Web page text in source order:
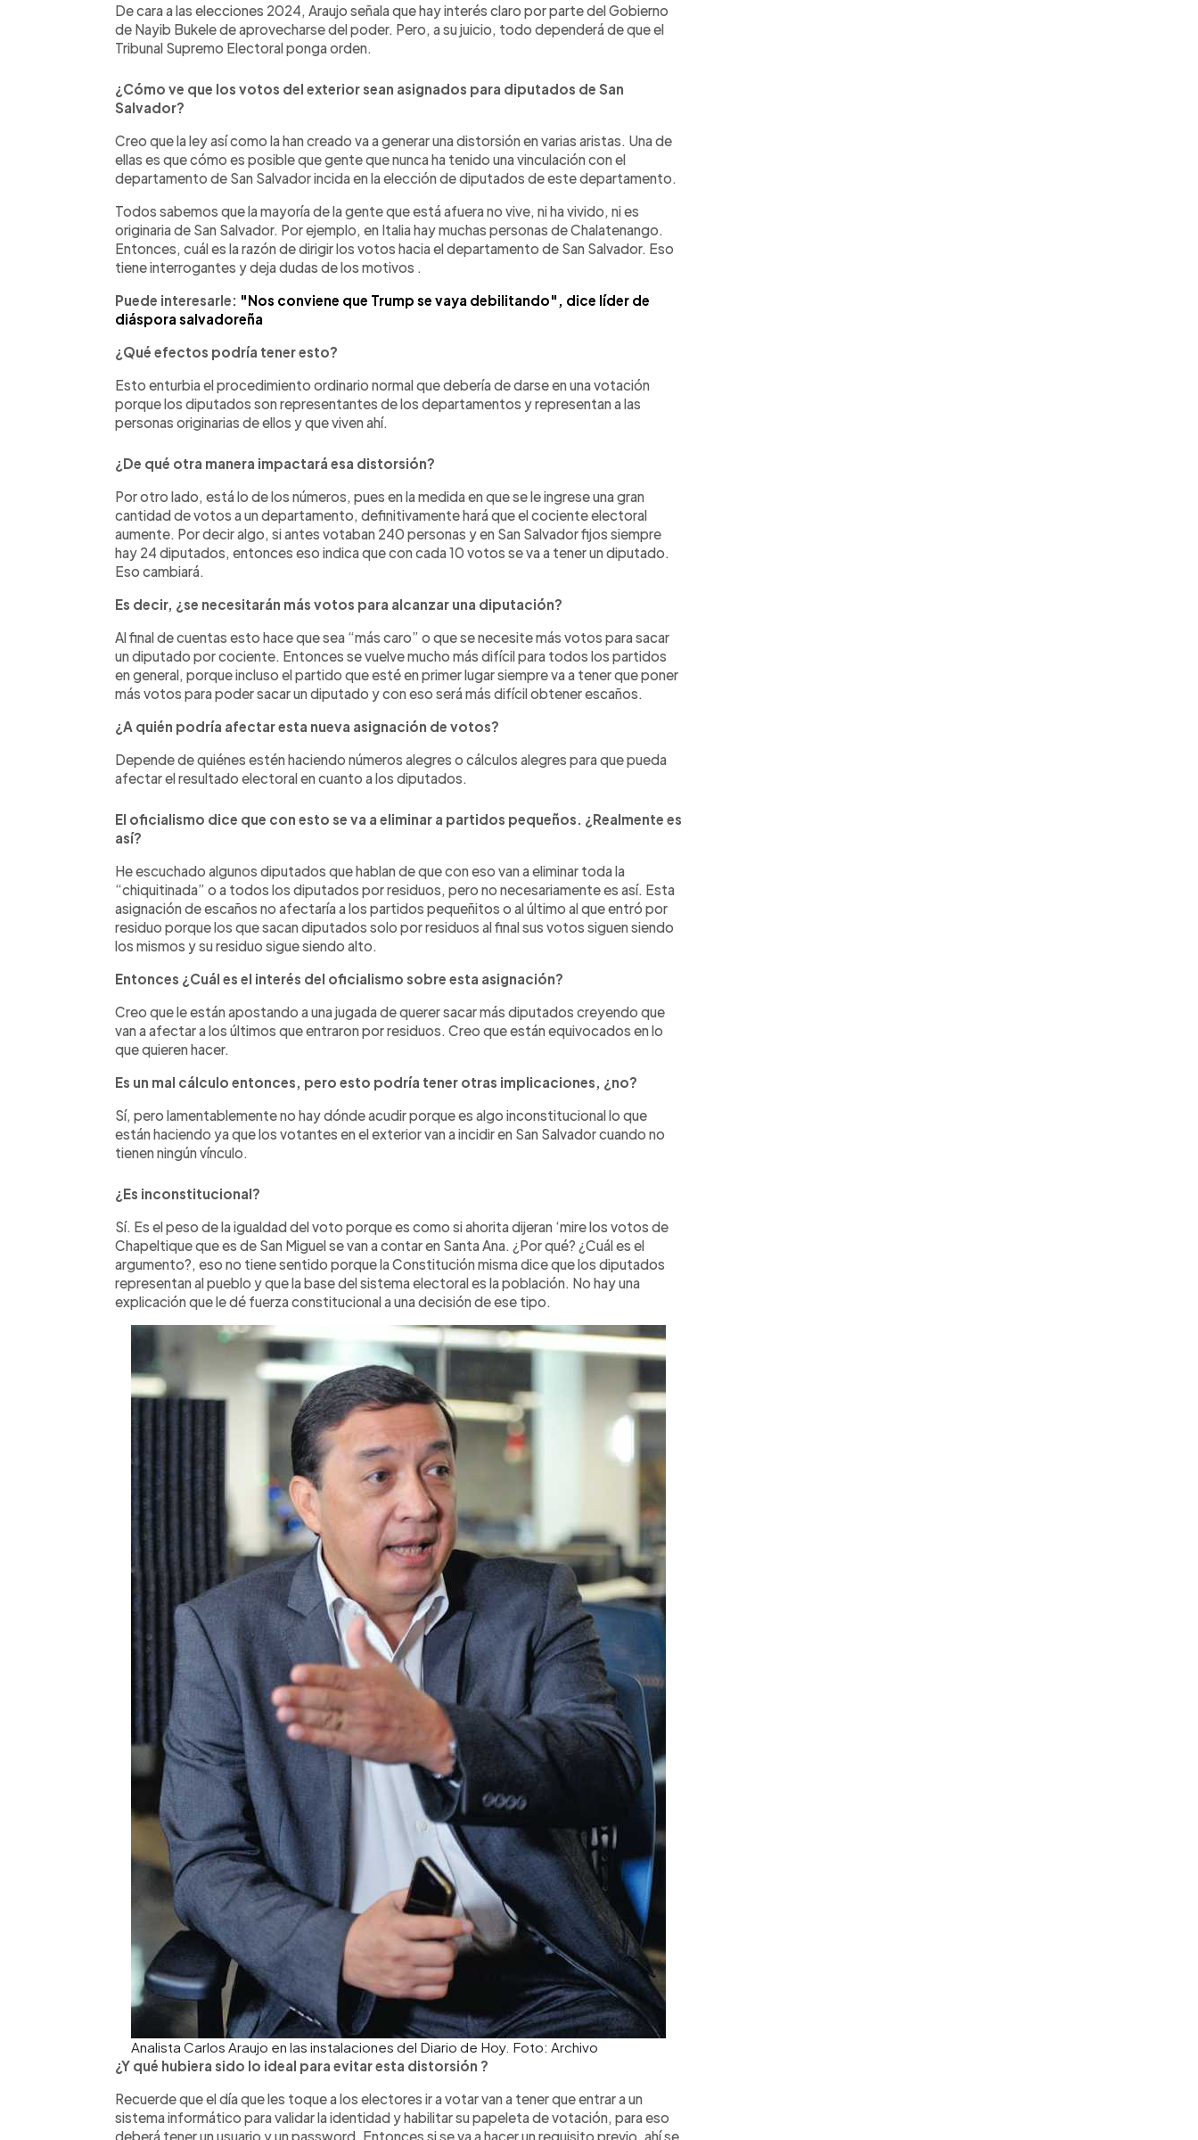
De cara a las elecciones 2024, Araujo señala que hay interés claro por parte del Gobierno
de Nayib Bukele de aprovecharse del poder. Pero, a su juicio, todo dependerá de que el
Tribunal Supremo Electoral ponga orden.
¿Cómo ve que los votos del exterior sean asignados para diputados de San
Salvador?
Creo que la ley así como la han creado va a generar una distorsión en varias aristas. Una de
ellas es que cómo es posible que gente que nunca ha tenido una vinculación con el
departamento de San Salvador incida en la elección de diputados de este departamento.
Todos sabemos que la mayoría de la gente que está afuera no vive, ni ha vivido, ni es
originaria de San Salvador. Por ejemplo, en Italia hay muchas personas de Chalatenango.
Entonces, cuál es la razón de dirigir los votos hacia el departamento de San Salvador. Eso
tiene interrogantes y deja dudas de los motivos .
Puede interesarle: "Nos conviene que Trump se vaya debilitando", dice líder de
diáspora salvadoreña
¿Qué efectos podría tener esto?
Esto enturbia el procedimiento ordinario normal que debería de darse en una votación
porque los diputados son representantes de los departamentos y representan a las
personas originarias de ellos y que viven ahí.
¿De qué otra manera impactará esa distorsión?
Por otro lado, está lo de los números, pues en la medida en que se le ingrese una gran
cantidad de votos a un departamento, definitivamente hará que el cociente electoral
aumente. Por decir algo, si antes votaban 240 personas y en San Salvador fijos siempre
hay 24 diputados, entonces eso indica que con cada 10 votos se va a tener un diputado.
Eso cambiará.
Es decir, ¿se necesitarán más votos para alcanzar una diputación?
Al final de cuentas esto hace que sea “más caro” o que se necesite más votos para sacar
un diputado por cociente. Entonces se vuelve mucho más difícil para todos los partidos
en general, porque incluso el partido que esté en primer lugar siempre va a tener que poner
más votos para poder sacar un diputado y con eso será más difícil obtener escaños.
¿A quién podría afectar esta nueva asignación de votos?
Depende de quiénes estén haciendo números alegres o cálculos alegres para que pueda
afectar el resultado electoral en cuanto a los diputados.
El oficialismo dice que con esto se va a eliminar a partidos pequeños. ¿Realmente es
así?
He escuchado algunos diputados que hablan de que con eso van a eliminar toda la
“chiquitinada” o a todos los diputados por residuos, pero no necesariamente es así. Esta
asignación de escaños no afectaría a los partidos pequeñitos o al último al que entró por
residuo porque los que sacan diputados solo por residuos al final sus votos siguen siendo
los mismos y su residuo sigue siendo alto.
Entonces ¿Cuál es el interés del oficialismo sobre esta asignación?
Creo que le están apostando a una jugada de querer sacar más diputados creyendo que
van a afectar a los últimos que entraron por residuos. Creo que están equivocados en lo
que quieren hacer.
Es un mal cálculo entonces, pero esto podría tener otras implicaciones, ¿no?
Sí, pero lamentablemente no hay dónde acudir porque es algo inconstitucional lo que
están haciendo ya que los votantes en el exterior van a incidir en San Salvador cuando no
tienen ningún vínculo.
¿Es inconstitucional?
Sí. Es el peso de la igualdad del voto porque es como si ahorita dijeran ‘mire los votos de
Chapeltique que es de San Miguel se van a contar en Santa Ana. ¿Por qué? ¿Cuál es el
argumento?, eso no tiene sentido porque la Constitución misma dice que los diputados
representan al pueblo y que la base del sistema electoral es la población. No hay una
explicación que le dé fuerza constitucional a una decisión de ese tipo.
Analista Carlos Araujo en las instalaciones del Diario de Hoy. Foto: Archivo
¿Y qué hubiera sido lo ideal para evitar esta distorsión ?
Recuerde que el día que les toque a los electores ir a votar van a tener que entrar a un
sistema informático para validar la identidad y habilitar su papeleta de votación, para eso
deberá tener un usuario y un password. Entonces si se va a hacer un requisito previo, ahí se